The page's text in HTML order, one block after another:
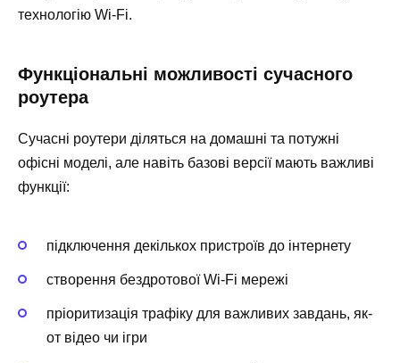
технологію Wi-Fi.
Функціональні можливості сучасного
роутера
Сучасні роутери діляться на домашні та потужні
офісні моделі, але навіть базові версії мають важливі
функції:
підключення декількох пристроїв до інтернету
створення бездротової Wi-Fi мережі
пріоритизація трафіку для важливих завдань, як-
от відео чи ігри